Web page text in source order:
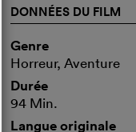
DONNÉES DU FILM
Genre
Horreur, Aventure
Durée
94 Min.
Langue originale